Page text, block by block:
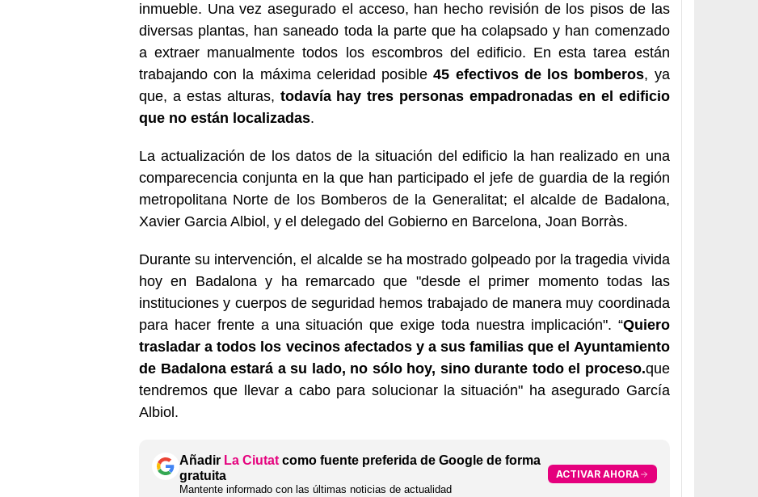
inmueble. Una vez asegurado el acceso, han hecho revisión de los pisos de las
diversas plantas, han saneado toda la parte que ha colapsado y han comenzado
a extraer manualmente todos los escombros del edificio. En esta tarea están
trabajando con la máxima celeridad posible45 efectivos de los bomberos, ya
que, a estas alturas, todavía hay tres personas empadronadas en el edificio
que no están localizadas.
La actualización de los datos de la situación del edificio la han realizado en una
comparecencia conjunta en la que han participado el jefe de guardia de la región
metropolitana Norte de los Bomberos de la Generalitat; el alcalde de Badalona,
Xavier Garcia Albiol, y el delegado del Gobierno en Barcelona, Joan Borràs.
Durante su intervención, el alcalde se ha mostrado golpeado por la tragedia vivida
hoy en Badalona y ha remarcado que "desde el primer momento todas las
instituciones y cuerpos de seguridad hemos trabajado de manera muy coordinada
para hacer frente a una situación que exige toda nuestra implicación". “Quiero
trasladar a todos los vecinos afectados y a sus familias que el Ayuntamiento
de Badalona estará a su lado, no sólo hoy, sino durante todo el proceso.que
tendremos que llevar a cabo para solucionar la situación" ha asegurado García
Albiol.
Añadir La Ciutat como fuente preferida de Google de forma
gratuita
Mantente informado con las últimas noticias de actualidad
ACTIVAR AHORA